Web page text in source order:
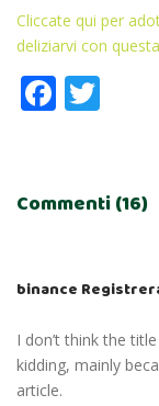
Cliccate qui per
deliziarvi con
Commenti (16)
binance
I don’t think the
kidding, mainly
article.